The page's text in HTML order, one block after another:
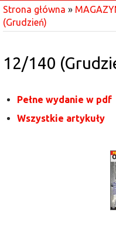
Strona główna »
(Grudzień)
12/140
Pełne wydanie w pdf
Wszystkie artykuły